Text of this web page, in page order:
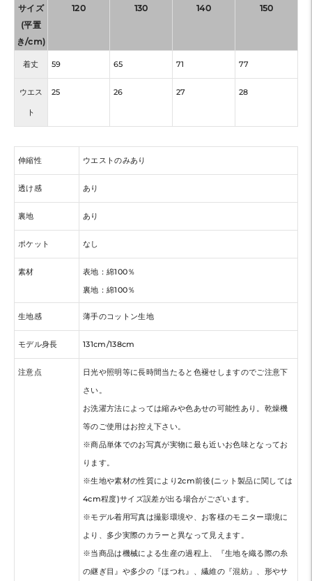
サイズ
(平置
き/cm)
120 130 140 150
着丈 59 65 71 77
ウエス
ト
25 26 27 28
伸縮性 ウエストのみあり
透け感 あり
裏地 あり
ポケット なし
素材
表地：綿100％
裏地：綿100％
生地感 薄手のコットン生地
モデル身長 131cm/138cm
注意点
日光や照明等に長時間当たると色褪せしますのでご注意下
さい。
お洗濯方法によっては縮みや色あせの可能性あり。乾燥機
等のご使用はお控え下さい。
※商品単体でのお写真が実物に最も近いお色味となってお
ります。
※生地や素材の性質により2cm前後(ニット製品に関しては
4cm程度)サイズ誤差が出る場合がございます。
※モデル着用写真は撮影環境や、お客様のモニター環境に
より、多少実際のカラーと異なって見えます。
※当商品は機械による生産の過程上、『生地を織る際の糸
の継ぎ目』や多少の『ほつれ』、繊維の『混紡』、形やサ